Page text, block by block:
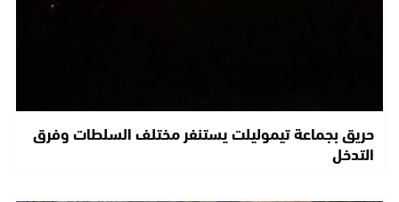
حريق بجماعة تيموليلت يستنفر مختلف السلطات وفرق
التدخل